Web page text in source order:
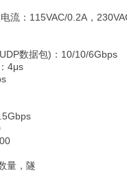
流：115VAC/0.2A，
数据包)：10/10/6Gbps
4μs
量，隧